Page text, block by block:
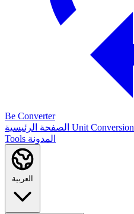
Be Converter
Unit Conversion
Tools المدونة
العربية